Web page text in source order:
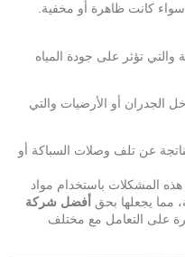
سواء كانت ظاهرة أو مخفية.
والتي تؤثر على جودة المياه
الجدران أو الأرضيات والتي
عن تلف وصلات السباكة أو
هذه المشكلات باستخدام مواد
يجعلها بحق أفضل شركة
على التعامل مع مختلف